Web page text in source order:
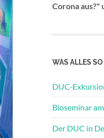
Corona aus?"
WAS ALLES
DUC-
Bioseminar
Der DUC in